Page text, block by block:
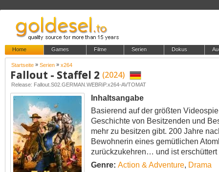
Home Games Filme Serien Dokus
Startseite » Serien » x264
Fallout - Staffel 2 (2024)
Release: Fallout.S02.GERMAN.WEBRiP.x264-AVTOMAT
Inhaltsangabe
Basierend auf der größten
Geschichte von Besitzenden und
mehr zu besitzen gibt. 200 Jahre
Bewohnerin eines gemütlichen
zurückzukehren… und ist
Genre: Action & Adventure, Drama